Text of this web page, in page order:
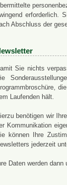
erforderlich.
Abschluss der
Sie nichts
Laufenden hält.
benötigen wir
Kommunikation
können Ihre
jederzeit
Daten werden